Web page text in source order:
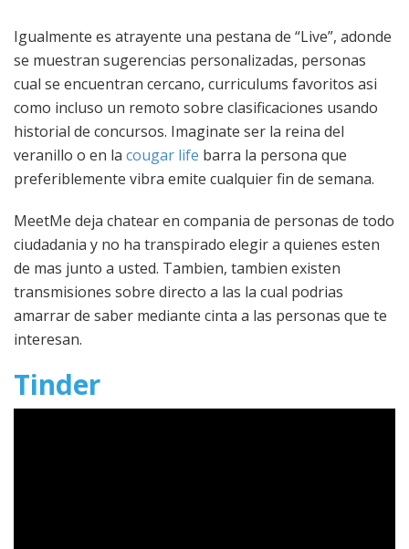
Igualmente es atrayente una pestana de “Live”, adonde
se muestran sugerencias personalizadas, personas
cual se encuentran cercano, curriculums favoritos asi
como incluso un remoto sobre clasificaciones usando
historial de concursos. Imaginate ser la reina del
veranillo o en la cougar life barra la persona que
preferiblemente vibra emite cualquier fin de semana.
MeetMe deja chatear en compania de personas de todo
ciudadania y no ha transpirado elegir a quienes esten
de mas junto a usted. Tambien, tambien existen
transmisiones sobre directo a las la cual podrias
amarrar de saber mediante cinta a las personas que te
interesan.
Tinder